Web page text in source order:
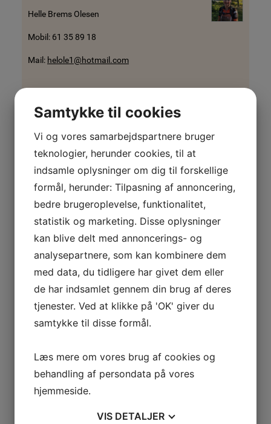
Helle Brems Olesen
Mobil: 61 35 89 18
Mail: helole1@hotmail.com
Lars Nielsen
Mobil: 20 60 17 13
Instruktør
Martin Juul Jensen
Mobil: 40 54 30 20
Mail: martin.juul.76@gmail.com
Instruktør
Ole K. Jensen
Mail:okjaer74@gmail.com
Samtykke til cookies
Vi og vores samarbejdspartnere bruger
teknologier, herunder cookies, til at
indsamle oplysninger om dig til forskellige
formål, herunder: Tilpasning af annoncering,
bedre brugeroplevelse, funktionalitet,
statistik og marketing. Disse oplysninger
kan blive delt med annoncerings- og
analysepartnere, som kan kombinere dem
med data, du tidligere har givet dem eller
de har indsamlet gennem din brug af deres
tjenester. Ved at klikke på 'OK' giver du
samtykke til disse formål.
Læs mere om vores brug af cookies og
behandling af persondata på vores
hjemmeside.
VIS DETALJER